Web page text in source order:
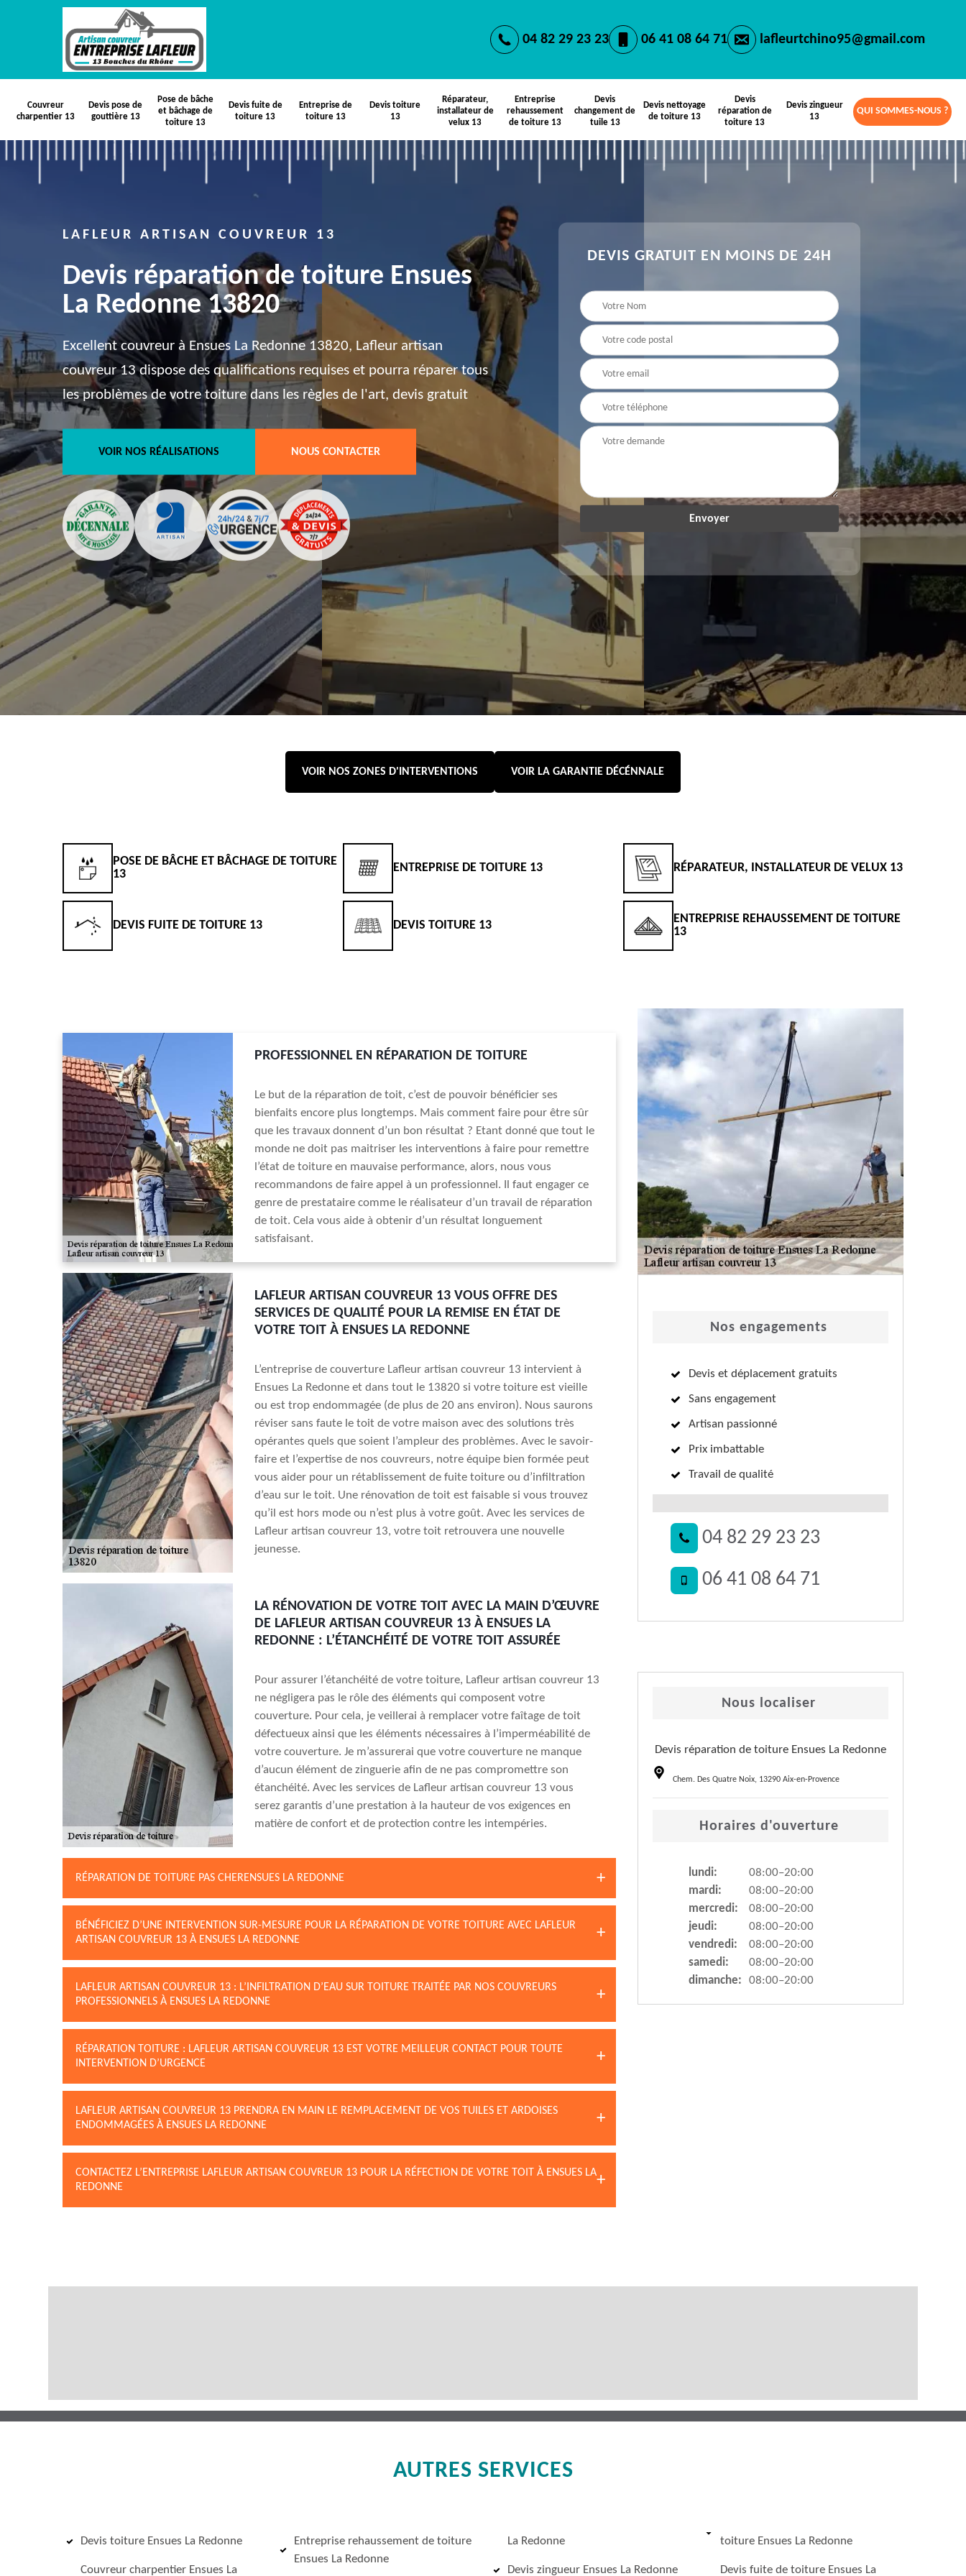
04 82 29 23 23 06 41 08 64 71 lafleurtchino95@gmail.com
Couvreur
charpentier 13
Devis pose de
gouttière 13
Pose de bâche
et bâchage de
toiture 13
Devis fuite de
toiture 13
Entreprise de
toiture 13
Devis toiture
13
Réparateur,
installateur de
velux 13
Entreprise
rehaussement
de toiture 13
Devis
changement de
tuile 13
Devis nettoyage
de toiture 13
Devis
réparation de
toiture 13
Devis zingueur
13
QUI SOMMES-NOUS ?
LAFLEUR ARTISAN COUVREUR 13
Devis réparation de toiture Ensues
La Redonne 13820
Excellent couvreur à Ensues La Redonne 13820, Lafleur artisan
couvreur 13 dispose des qualifications requises et pourra réparer tous
les problèmes de votre toiture dans les règles de l'art, devis gratuit
VOIR NOS RÉALISATIONS NOUS CONTACTER
DEVIS GRATUIT EN MOINS DE 24H
VOIR NOS ZONES D'INTERVENTIONS VOIR LA GARANTIE DÉCÉNNALE
POSE DE BÂCHE ET BÂCHAGE DE TOITURE
13
DEVIS FUITE DE TOITURE 13
ENTREPRISE DE TOITURE 13
DEVIS TOITURE 13
RÉPARATEUR, INSTALLATEUR DE VELUX 13
ENTREPRISE REHAUSSEMENT DE TOITURE
13
PROFESSIONNEL EN RÉPARATION DE TOITURE
Le but de la réparation de toit, c’est de pouvoir bénéficier ses
bienfaits encore plus longtemps. Mais comment faire pour être sûr
que les travaux donnent d’un bon résultat ? Etant donné que tout le
monde ne doit pas maitriser les interventions à faire pour remettre
l’état de toiture en mauvaise performance, alors, nous vous
recommandons de faire appel à un professionnel. Il faut engager ce
genre de prestataire comme le réalisateur d’un travail de réparation
de toit. Cela vous aide à obtenir d’un résultat longuement
satisfaisant.
LAFLEUR ARTISAN COUVREUR 13 VOUS OFFRE DES
SERVICES DE QUALITÉ POUR LA REMISE EN ÉTAT DE
VOTRE TOIT À ENSUES LA REDONNE
L’entreprise de couverture Lafleur artisan couvreur 13 intervient à
Ensues La Redonne et dans tout le 13820 si votre toiture est vieille
ou est trop endommagée (de plus de 20 ans environ). Nous saurons
réviser sans faute le toit de votre maison avec des solutions très
opérantes quels que soient l’ampleur des problèmes. Avec le savoir-
faire et l’expertise de nos couvreurs, notre équipe bien formée peut
vous aider pour un rétablissement de fuite toiture ou d’infiltration
d’eau sur le toit. Une rénovation de toit est faisable si vous trouvez
qu’il est hors mode ou n’est plus à votre goût. Avec les services de
Lafleur artisan couvreur 13, votre toit retrouvera une nouvelle
jeunesse.
LA RÉNOVATION DE VOTRE TOIT AVEC LA MAIN D’ŒUVRE
DE LAFLEUR ARTISAN COUVREUR 13 À ENSUES LA
REDONNE : L’ÉTANCHÉITÉ DE VOTRE TOIT ASSURÉE
Pour assurer l’étanchéité de votre toiture, Lafleur artisan couvreur 13
ne négligera pas le rôle des éléments qui composent votre
couverture. Pour cela, je veillerai à remplacer votre faîtage de toit
défectueux ainsi que les éléments nécessaires à l’imperméabilité de
votre couverture. Je m’assurerai que votre couverture ne manque
d’aucun élément de zinguerie afin de ne pas compromettre son
étanchéité. Avec les services de Lafleur artisan couvreur 13 vous
serez garantis d’une prestation à la hauteur de vos exigences en
matière de confort et de protection contre les intempéries.
RÉPARATION DE TOITURE PAS CHERENSUES LA REDONNE
BÉNÉFICIEZ D’UNE INTERVENTION SUR-MESURE POUR LA RÉPARATION DE VOTRE TOITURE AVEC LAFLEUR
ARTISAN COUVREUR 13 À ENSUES LA REDONNE
LAFLEUR ARTISAN COUVREUR 13 : L’INFILTRATION D’EAU SUR TOITURE TRAITÉE PAR NOS COUVREURS
PROFESSIONNELS À ENSUES LA REDONNE
RÉPARATION TOITURE : LAFLEUR ARTISAN COUVREUR 13 EST VOTRE MEILLEUR CONTACT POUR TOUTE
INTERVENTION D’URGENCE
LAFLEUR ARTISAN COUVREUR 13 PRENDRA EN MAIN LE REMPLACEMENT DE VOS TUILES ET ARDOISES
ENDOMMAGÉES À ENSUES LA REDONNE
CONTACTEZ L’ENTREPRISE LAFLEUR ARTISAN COUVREUR 13 POUR LA RÉFECTION DE VOTRE TOIT À ENSUES LA
REDONNE
Nos engagements
Devis et déplacement gratuits
Sans engagement
Artisan passionné
Prix imbattable
Travail de qualité
04 82 29 23 23
06 41 08 64 71
Nous localiser
Devis réparation de toiture Ensues La Redonne
Chem. Des Quatre Noix, 13290 Aix-en-Provence
Horaires d'ouverture
lundi:
08:00–20:00
mardi:
08:00–20:00
mercredi:
08:00–20:00
jeudi:
08:00–20:00
vendredi:
08:00–20:00
samedi:
08:00–20:00
dimanche:
08:00–20:00
AUTRES SERVICES
Devis toiture Ensues La Redonne
Couvreur charpentier Ensues La
Entreprise rehaussement de toiture
Ensues La Redonne
La Redonne
Devis zingueur Ensues La Redonne
toiture Ensues La Redonne
Devis fuite de toiture Ensues La